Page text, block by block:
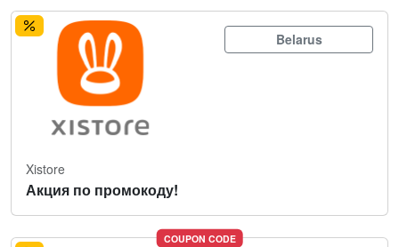
Belarus
Xistore
Акция по промокоду!
COUPON CODE